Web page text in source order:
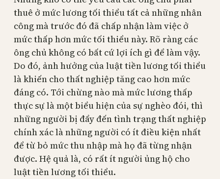
thuê ở mức lương tối thiểu tất cả những nhân
công mà trước đó đã chấp nhận làm việc ở
mức thấp hơn mức tối thiểu này. Rõ ràng các
ông chủ không có bất cứ lợi ích gì để làm vậy.
Do đó, ảnh hưởng của luật tiền lương tối thiểu
là khiến cho thất nghiệp tăng cao hơn mức
đáng có. Tới chừng nào mà mức lương thấp
thực sự là một biểu hiện của sự nghèo đói, thì
những người bị đẩy đến tình trạng thất nghiệp
chính xác là những người có ít điều kiện nhất
để từ bỏ mức thu nhập mà họ đã từng nhận
được. Hệ quả là, có rất ít người ủng hộ cho
luật tiền lương tối thiểu.